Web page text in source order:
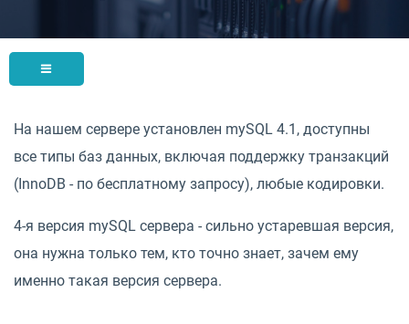
На нашем сервере установлен mySQL 4.1, доступны
все типы баз данных, включая поддержку транзакций
(InnoDB - по бесплатному запросу), любые кодировки.
4-я версия mySQL сервера - сильно устаревшая версия,
она нужна только тем, кто точно знает, зачем ему
именно такая версия сервера.